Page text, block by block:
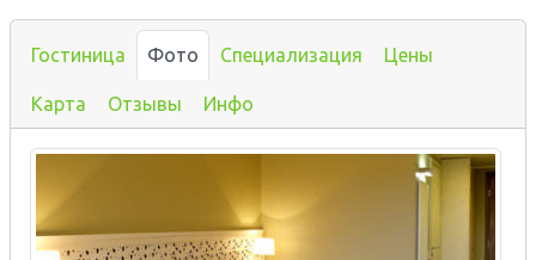
Гостиница Фото Специализация Цены
Карта Отзывы Инфо